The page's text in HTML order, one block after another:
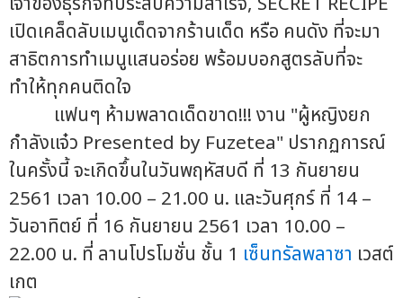
เปิดเคล็ดลับเมนูเด็ดจากร้านเด็ด หรือ คนดัง ที่จะมา
สาธิตการทำเมนูแสนอร่อย พร้อมบอกสูตรลับที่จะ
ทำให้ทุกคนติดใจ
แฟนๆ ห้ามพลาดเด็ดขาด!!! งาน "ผู้หญิงยก
กำลังแจ๋ว Presented by Fuzetea" ปรากฏการณ์
ในครั้งนี้ จะเกิดขึ้นในวันพฤหัสบดี ที่ 13 กันยายน
2561 เวลา 10.00 – 21.00 น. และวันศุกร์ ที่ 14 –
วันอาทิตย์ ที่ 16 กันยายน 2561 เวลา 10.00 –
22.00 น. ที่ ลานโปรโมชั่น ชั้น 1 เซ็นทรัลพลาซา เวสต์
เกต